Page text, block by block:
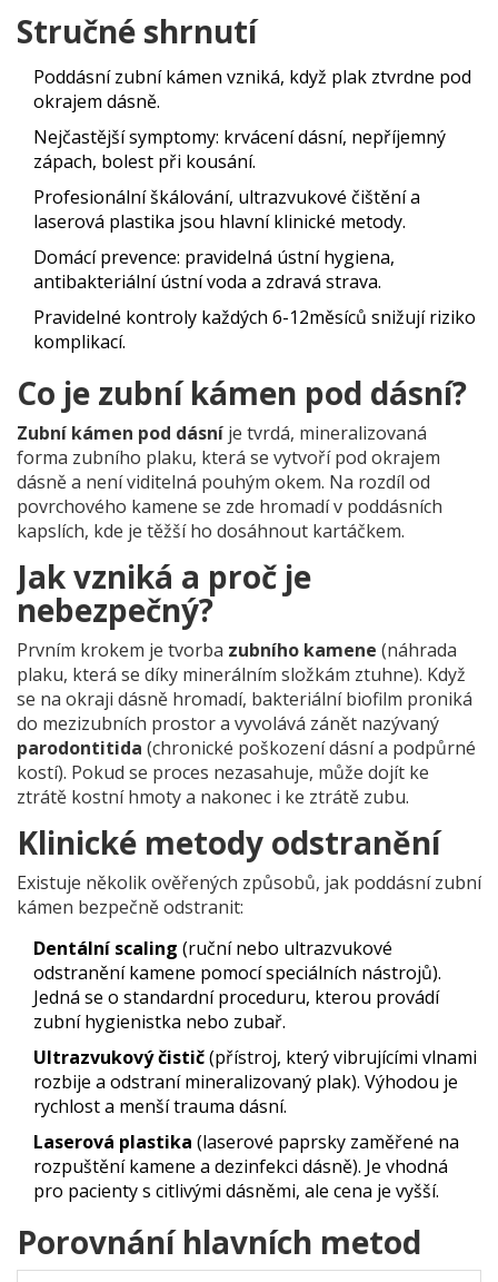
Stručné shrnutí
Poddásní zubní kámen vzniká, když plak ztvrdne pod
okrajem dásně.
Nejčastější symptomy: krvácení dásní, nepříjemný
zápach, bolest při kousání.
Profesionální škálování, ultrazvukové čištění a
laserová plastika jsou hlavní klinické metody.
Domácí prevence: pravidelná ústní hygiena,
antibakteriální ústní voda a zdravá strava.
Pravidelné kontroly každých 6-12měsíců snižují riziko
komplikací.
Co je zubní kámen pod dásní?
Zubní kámen pod dásní je tvrdá, mineralizovaná
forma zubního plaku, která se vytvoří pod okrajem
dásně a není viditelná pouhým okem. Na rozdíl od
povrchového kamene se zde hromadí v poddásních
kapslích, kde je těžší ho dosáhnout kartáčkem.
Jak vzniká a proč je
nebezpečný?
Prvním krokem je tvorba zubního kamene (náhrada
plaku, která se díky minerálním složkám ztuhne). Když
se na okraji dásně hromadí, bakteriální biofilm proniká
do mezizubních prostor a vyvolává zánět nazývaný
parodontitida (chronické poškození dásní a podpůrné
kostí). Pokud se proces nezasahuje, může dojít ke
ztrátě kostní hmoty a nakonec i ke ztrátě zubu.
Klinické metody odstranění
Existuje několik ověřených způsobů, jak poddásní zubní
kámen bezpečně odstranit:
Dentální scaling (ruční nebo ultrazvukové
odstranění kamene pomocí speciálních nástrojů).
Jedná se o standardní proceduru, kterou provádí
zubní hygienistka nebo zubař.
Ultrazvukový čistič(přístroj, který vibrujícími vlnami
rozbije a odstraní mineralizovaný plak). Výhodou je
rychlost a menší trauma dásní.
Laserová plastika (laserové paprsky zaměřené na
rozpuštění kamene a dezinfekci dásně). Je vhodná
pro pacienty s citlivými dásněmi, ale cena je vyšší.
Porovnání hlavních metod